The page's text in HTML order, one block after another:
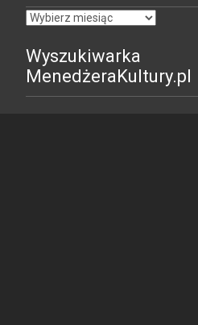
Archiwum
Wyszukiwarka
MenedżeraKultury.pl